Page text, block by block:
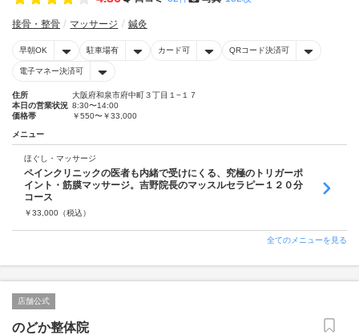
接骨・整骨 マッサージ 鍼灸
早朝OK 駐車場有 カード可 QRコード決済可
電子マネー決済可
住所
大阪府和泉市府中町３丁目１−１７
本日の営業状況 8:30〜14:00
価格帯
￥550〜￥33,000
メニュー
ほぐし・マッサージ
ペインクリニックの医者も内緒で受けにくる、究極のトリガーポ
イント・筋膜マッサージ。吉野院長のマッスルセラピー１２０分
コース
￥33,000 （税込）
全てのメニューを見る
店舗公式
のどか整体院